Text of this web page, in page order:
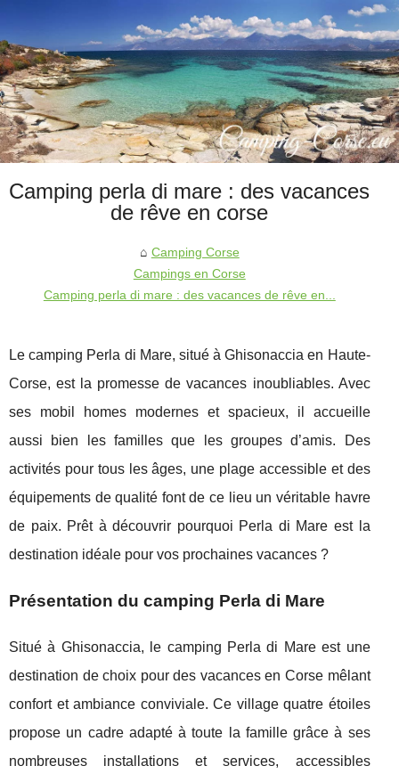
Camping perla di mare : des vacances
de rêve en corse
Camping Corse
Campings en Corse
Camping perla di mare : des vacances de rêve en...
Le camping Perla di Mare, situé à Ghisonaccia en Haute-
Corse, est la promesse de vacances inoubliables. Avec
ses mobil homes modernes et spacieux, il accueille
aussi bien les familles que les groupes d’amis. Des
activités pour tous les âges, une plage accessible et des
équipements de qualité font de ce lieu un véritable havre
de paix. Prêt à découvrir pourquoi Perla di Mare est la
destination idéale pour vos prochaines vacances ?
Présentation du camping Perla di Mare
Situé à Ghisonaccia, le camping Perla di Mare est une
destination de choix pour des vacances en Corse mêlant
confort et ambiance conviviale. Ce village quatre étoiles
propose un cadre adapté à toute la famille grâce à ses
nombreuses installations et services, accessibles